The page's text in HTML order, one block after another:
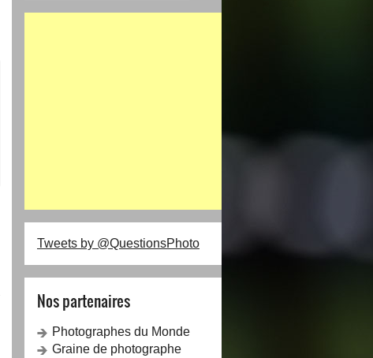
Tweets by @QuestionsPhoto
Nos partenaires
Photographes du Monde
Graine de photographe